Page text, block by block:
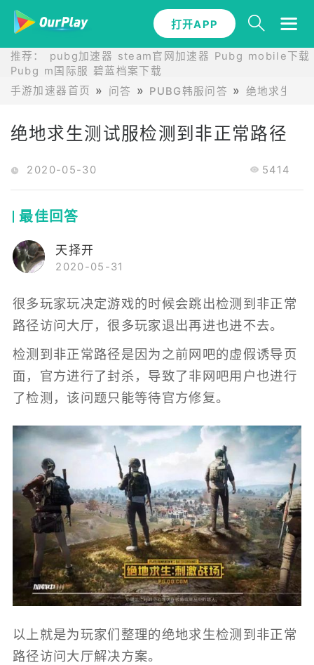
打开APP
推荐： pubg加速器 steam官网加速器 Pubg mobile下载
Pubg m国际服 碧蓝档案下载
手游加速器首页
问答 PUBG韩服问答 绝地求生测
绝地求生测试服检测到非正常路径
2020-05-30 5414
最佳回答
天择开
2020-05-31
很多玩家玩决定游戏的时候会跳出检测到非正常
路径访问大厅，很多玩家退出再进也进不去。
检测到非正常路径是因为之前网吧的虚假诱导页
面，官方进行了封杀，导致了非网吧用户也进行
了检测，该问题只能等待官方修复。
以上就是为玩家们整理的绝地求生检测到非正常
路径访问大厅解决方案。